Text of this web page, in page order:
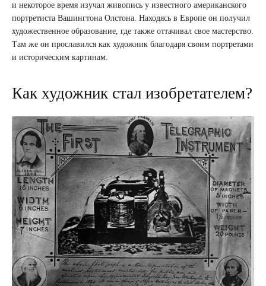
и некоторое время изучал живопись у известного американского
портретиста Вашингтона Олстона. Находясь в Европе он получил
художественное образование, где также оттачивал свое мастерство.
Там же он прославился как художник благодаря своим портретами
и историческим картинам.
Как художник стал изобретателем?